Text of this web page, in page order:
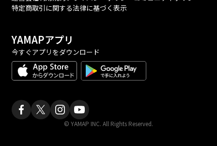
特定商取引に関する法律に基づく表示
YAMAPアプリ
今すぐアプリをダウンロード
© YAMAP INC. All Rights Reserved.